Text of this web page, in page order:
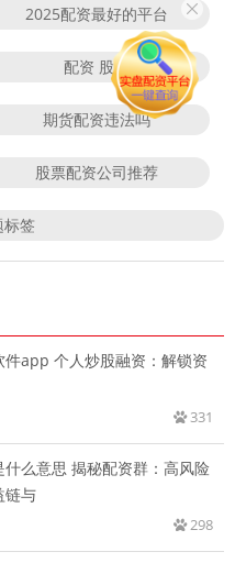
2025配资最好的平台
配资 股票
期货配资违法吗
股票配资公司推荐
签
件app 个人炒股融资：解锁资
331
什么意思 揭秘配资群：高风险
链与
298